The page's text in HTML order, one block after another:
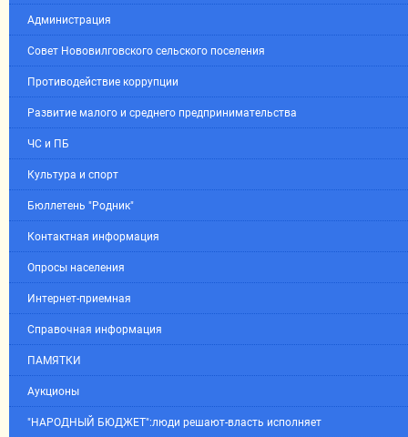
Администрация
Совет Нововилговского сельского поселения
Противодействие коррупции
Развитие малого и среднего предпринимательства
ЧС и ПБ
Культура и спорт
Бюллетень "Родник"
Контактная информация
Опросы населения
Интернет-приемная
Справочная информация
ПАМЯТКИ
Аукционы
"НАРОДНЫЙ БЮДЖЕТ":люди решают-власть исполняет